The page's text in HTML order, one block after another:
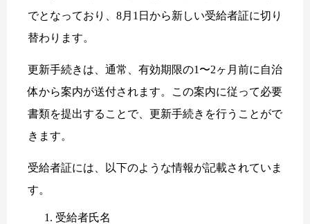
でとなっており、8月1日から新しい受給者証に切り
替わります。
更新手続きは、通常、有効期限の1〜2ヶ月前に自治
体から案内が送付されます。この案内に従って必要
書類を提出することで、更新手続きを行うことがで
きます。
受給者証には、以下のような情報が記載されていま
す。
受給者氏名